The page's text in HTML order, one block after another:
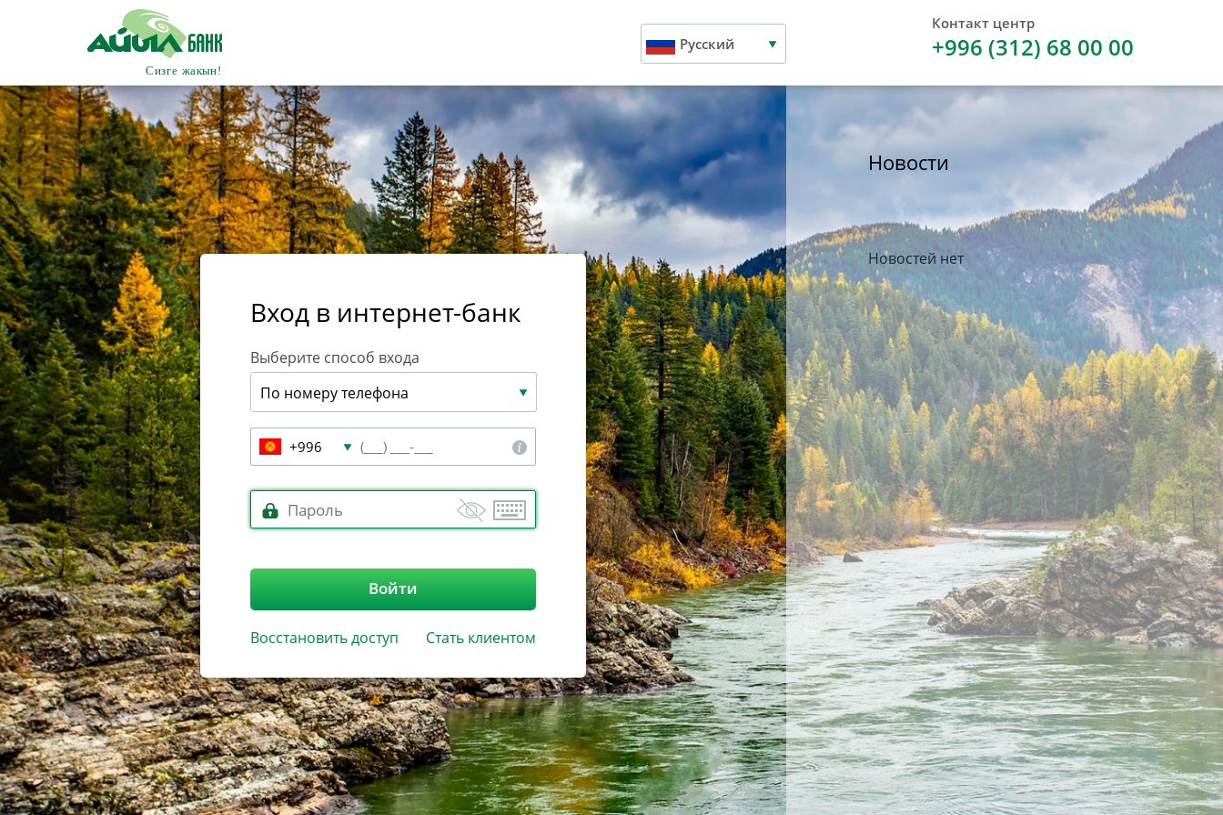
Контакт центр
+996 (312) 68 00 00
Русский
Вход в интернет-банк
Выберите способ входа
По номеру телефона
+996
Войти
Восстановить доступ Стать клиентом
Новости
Новостей нет